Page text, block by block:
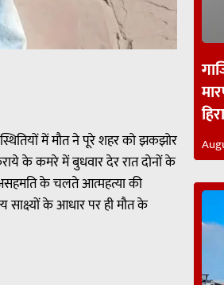
में मौत ने पूरे शहर को झकझोर
के कमरे में बुधवार देर रात दोनों के
के चलते आत्महत्या की
साक्ष्यों के आधार पर ही मौत के